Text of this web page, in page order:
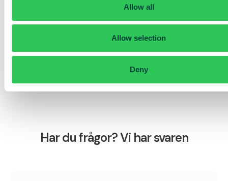
Allow all
Allow selection
Deny
Har du frågor? Vi har svaren